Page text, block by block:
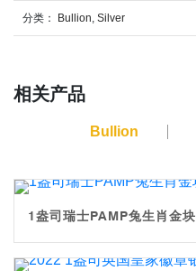
分类： Bullion, Silver
相关产品
Bullion
1盎司瑞士PAMP兔生肖金块